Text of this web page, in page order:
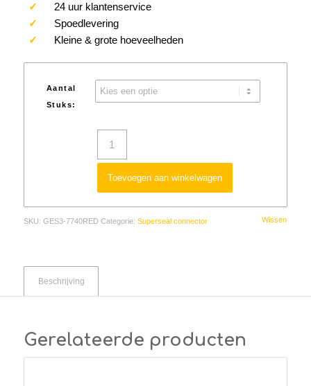
✓ 24 uur klantenservice
✓ Spoedlevering
✓ Kleine & grote hoeveelheden
Aantal
Stuks:
Wissen
Toevoegen aan winkelwagen
SKU: GES3-7740RED Categorie: Superseal connector
Beschrijving
Gerelateerde producten